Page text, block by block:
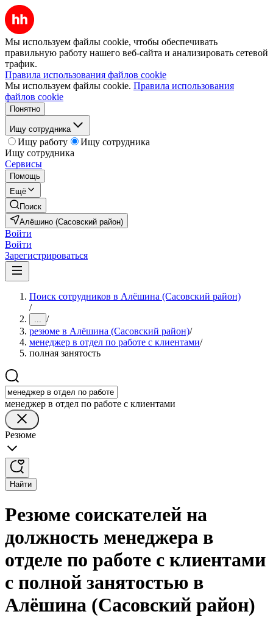
Мы используем файлы cookie, чтобы обеспечивать
правильную работу нашего веб-сайта и анализировать сетевой
трафик.
Правила использования файлов cookie
Мы используем файлы cookie. Правила использования
файлов cookie
Понятно
Ищу сотрудника
Ищу работу
Ищу сотрудника
Ищу сотрудника
Сервисы
Помощь
Ещё
Поиск
Алёшино (Сасовский район)
Войти
Войти
Зарегистрироваться
Поиск сотрудников в Алёшина (Сасовский район)
/
... /
резюме в Алёшина (Сасовский район)/
менеджер в отдел по работе с клиентами/
полная занятость
менеджер в отдел по работе с клиентами
Резюме
Найти
Резюме соискателей на
должность менеджера в
отделе по работе с клиентами
с полной занятостью в
Алёшина (Сасовский район)